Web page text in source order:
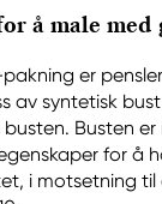
å male med
er
av syntetisk
Busten
for å
i motsetning